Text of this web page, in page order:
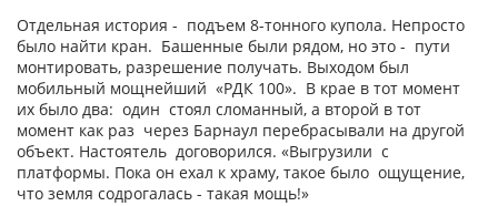
Отдельная история - подъем 8-тонного купола. Непросто
было найти кран. Башенные были рядом, но это - пути
монтировать, разрешение получать. Выходом был
мобильный мощнейший «РДК 100». В крае в тот момент
их было два: один стоял сломанный, а второй в тот
момент как раз через Барнаул перебрасывали на другой
объект. Настоятель договорился. «Выгрузили с
платформы. Пока он ехал к храму, такое было ощущение,
что земля содрогалась - такая мощь!»